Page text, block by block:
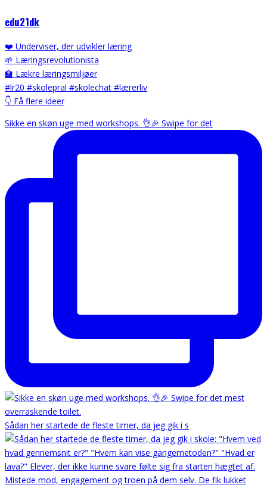
edu21dk
❤️ Underviser, der udvikler læring
🌱 Læringsrevolutionista
🏫 Lækre læringsmiljøer
#lr20 #skolepral #skolechat #lærerliv
👇 Få flere ideer
Sikke en skøn uge med workshops. 👌🎉 Swipe for det
Sådan her startede de fleste timer, da jeg gik i s